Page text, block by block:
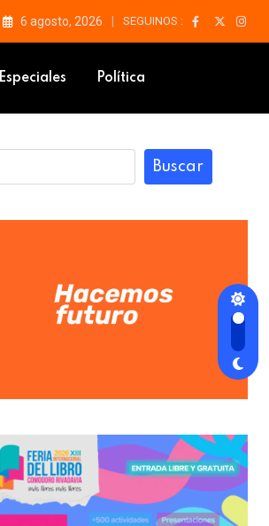
6 agosto, 2026 SEGUINOS :
Especiales Política
Buscar